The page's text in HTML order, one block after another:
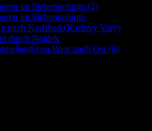
im Siebengebirge (2)
im Siebengebirge
nach Karlsbad (Karlovy Vary)
durch Nejdek
von West nach Ost (6)